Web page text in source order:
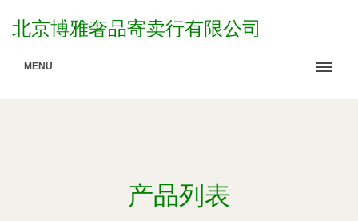
北京博雅奢品寄卖行有限公司
MENU
产品列表